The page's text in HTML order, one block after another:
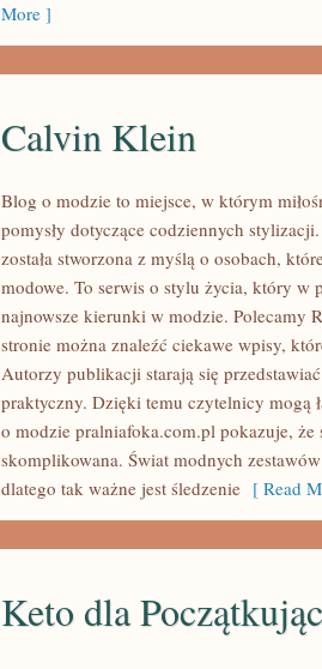
More ]
Calvin Klein
Blog o modzie to miejsce, w którym
pomysły dotyczące codziennych
została stworzona z myślą o osobach,
modowe. To serwis o stylu życia, który w
najnowsze kierunki w modzie. Polecamy
stronie można znaleźć ciekawe wpisy,
Autorzy publikacji starają się
praktyczny. Dzięki temu czytelnicy mogą
o modzie pralniafoka.com.pl pokazuje,
skomplikowana. Świat modnych
dlatego tak ważne jest śledzenie [ Read
Keto dla